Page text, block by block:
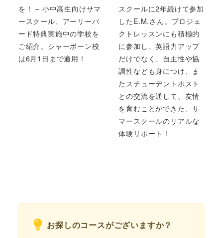
を！ – 小中高生向けサマ
ースクール、アーリーバ
ード特典実施中の学校を
ご紹介。シャーボーン校
は6月1日まで適用！
スクールに2年続けて参加
したE.M.さん。プロジェ
クトレッスンにも積極的
に参加し、英語力アップ
だけでなく、自主性や協
調性なども身につけ、ま
たスチューデントホスト
との交流を通して、友情
を育むことができた、サ
マースクールのリアルな
体験リポート！
お探しのコースがございますか？